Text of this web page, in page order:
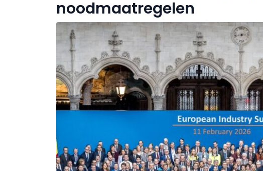
noodmaatregelen